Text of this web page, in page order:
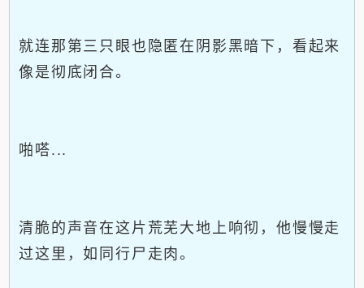
就连那第三只眼也隐匿在阴影黑暗下，看起来
像是彻底闭合。
啪嗒...
清脆的声音在这片荒芜大地上响彻，他慢慢走
过这里，如同行尸走肉。